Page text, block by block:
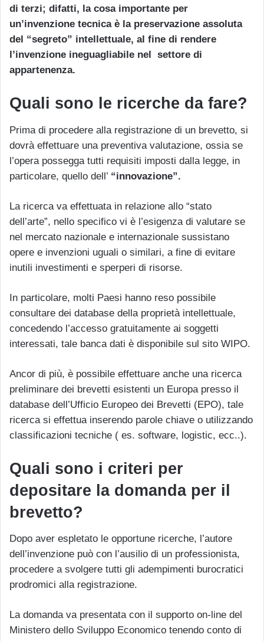
di terzi; difatti, la cosa importante per
un’invenzione tecnica è la preservazione assoluta
del “segreto” intellettuale, al fine di rendere
l’invenzione ineguagliabile nel settore di
appartenenza.
Quali sono le ricerche da fare?
Prima di procedere alla registrazione di un brevetto, si
dovrà effettuare una preventiva valutazione, ossia se
l’opera possegga tutti requisiti imposti dalla legge, in
particolare, quello dell’ “innovazione”.
La ricerca va effettuata in relazione allo “stato
dell’arte”, nello specifico vi è l’esigenza di valutare se
nel mercato nazionale e internazionale sussistano
opere e invenzioni uguali o similari, a fine di evitare
inutili investimenti e sperperi di risorse.
In particolare, molti Paesi hanno reso possibile
consultare dei database della proprietà intellettuale,
concedendo l’accesso gratuitamente ai soggetti
interessati, tale banca dati è disponibile sul sito WIPO.
Ancor di più, è possibile effettuare anche una ricerca
preliminare dei brevetti esistenti un Europa presso il
database dell’Ufficio Europeo dei Brevetti (EPO), tale
ricerca si effettua inserendo parole chiave o utilizzando
classificazioni tecniche ( es. software, logistic, ecc..).
Quali sono i criteri per
depositare la domanda per il
brevetto?
Dopo aver espletato le opportune ricerche, l’autore
dell’invenzione può con l’ausilio di un professionista,
procedere a svolgere tutti gli adempimenti burocratici
prodromici alla registrazione.
La domanda va presentata con il supporto on-line del
Ministero dello Sviluppo Economico tenendo conto di